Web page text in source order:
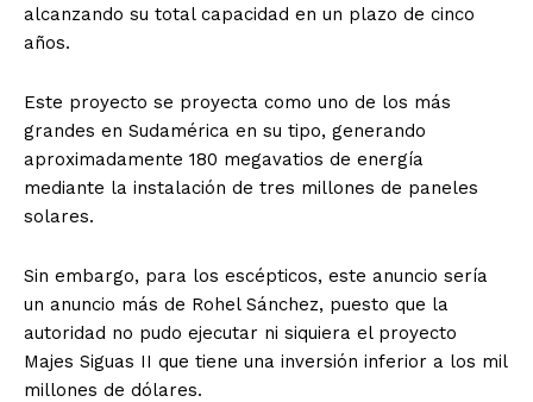
alcanzando su total capacidad en un plazo de cinco
años.
Este proyecto se proyecta como uno de los más
grandes en Sudamérica en su tipo, generando
aproximadamente 180 megavatios de energía
mediante la instalación de tres millones de paneles
solares.
Sin embargo, para los escépticos, este anuncio sería
un anuncio más de Rohel Sánchez, puesto que la
autoridad no pudo ejecutar ni siquiera el proyecto
Majes Siguas II que tiene una inversión inferior a los mil
millones de dólares.